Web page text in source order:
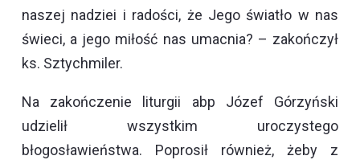
naszej nadziei i radości, że Jego światło w nas
świeci, a jego miłość nas umacnia? – zakończył
ks. Sztychmiler.
Na zakończenie liturgii abp Józef Górzyński
udzielił wszystkim uroczystego
błogosławieństwa. Poprosił również, żeby z